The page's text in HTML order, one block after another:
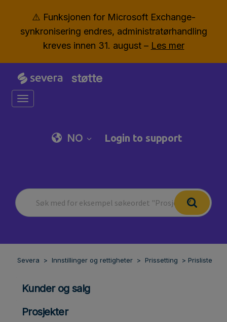
⚠️ Funksjonen for Microsoft Exchange-
synkronisering endres, administratørhandling
kreves innen 31. august – Les mer
støtte
Toggle navigation
NO Login to support
Severa Innstillinger og rettigheter Prissetting Prisliste
Kunder og salg
Prosjekter